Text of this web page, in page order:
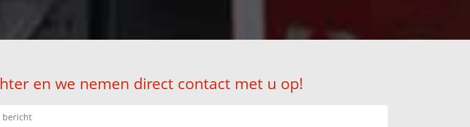
en we nemen direct contact met u op!